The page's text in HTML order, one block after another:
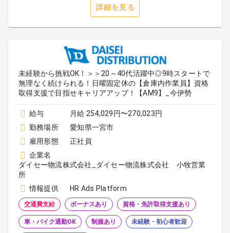
詳細を見る
未経験から挑戦OK！＞＞20～40代活躍中◎9時スタートで
無理なく続けられる！日曜固定休の【倉庫内作業員】資格
取得支援で目指せキャリアアップ！【AM9】_今伊勢
給与
月給 254,029円〜270,023円
勤務場所
愛知県一宮市
雇用形態
正社員
企業名
ダイセー物流株式会社_ダイセー物流株式会社 小牧営業
所
情報提供
HR Ads Platform
交通費支給 ボーナスあり 資格・免許取得支援あり
車・バイク通勤OK 制服あり 未経験・初心者歓迎